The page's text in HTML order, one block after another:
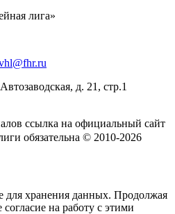
лига»
д. 21, стр.1
ссылка на официальный сайт
обязательна © 2010-2026
для хранения данных. Продолжая
согласие на работу с этими